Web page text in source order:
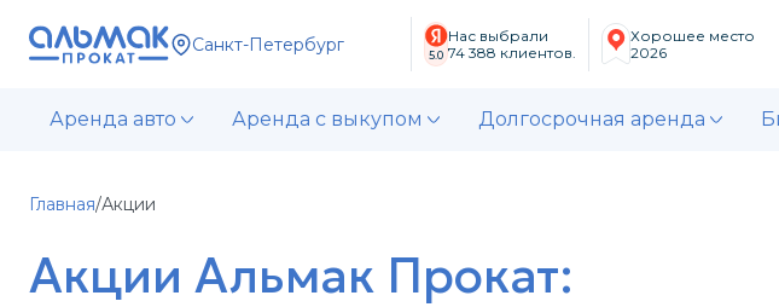
Санкт-Петербург 5.0
Нас выбрали
74 388 клиентов.
Хорошее место
2026
Аренда авто Аренда с выкупом Долгосрочная аренда
Главная/Акции
Акции Альмак Прокат: